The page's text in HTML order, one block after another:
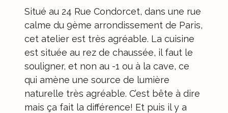
Situé au 24 Rue Condorcet, dans une rue
calme du 9ème arrondissement de Paris,
cet atelier est très agréable. La cuisine
est située au rez de chaussée, il faut le
souligner, et non au -1 ou à la cave, ce
qui amène une source de lumière
naturelle très agréable. C’est bête à dire
mais ça fait la différence! Et puis il y a